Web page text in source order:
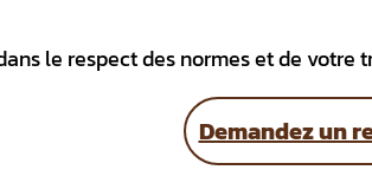
le respect des normes et de
Demandez un